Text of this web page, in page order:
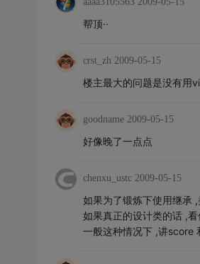
帮顶··
crst_zh 2009-05-15
楼主最大的问题是没有用
goodname 2009-05-15
好像晚了一点点
chenxu_ustc 2009-05-15
如果为了锻炼下使用继承
如果真正的设计类的话 ,
一般这种情况下 ,讲score